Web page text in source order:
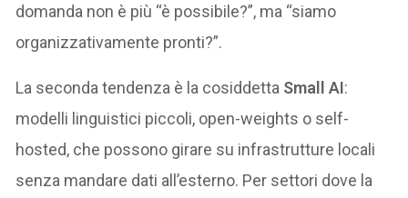
domanda non è più “è possibile?”, ma “siamo
organizzativamente pronti?”.
La seconda tendenza è la cosiddetta Small AI:
modelli linguistici piccoli, open-weights o self-
hosted, che possono girare su infrastrutture locali
senza mandare dati all’esterno. Per settori dove la